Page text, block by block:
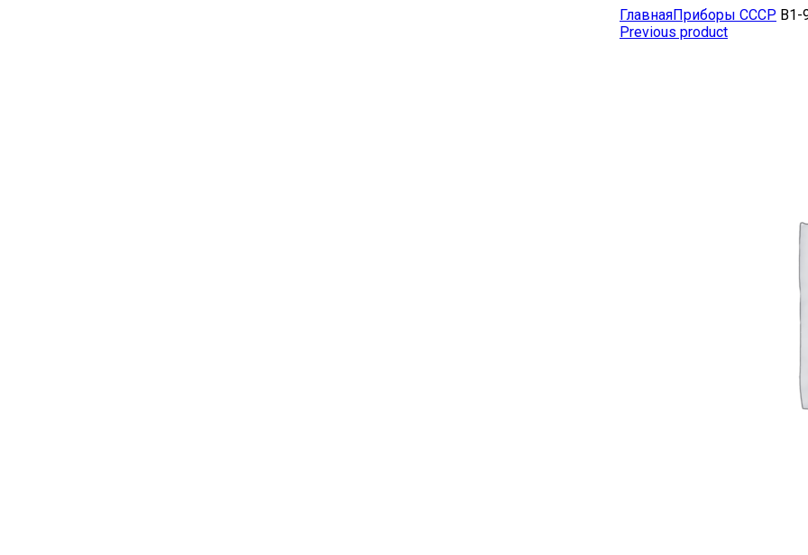
ГлавнаяПриборы СССР В1-
Previous product